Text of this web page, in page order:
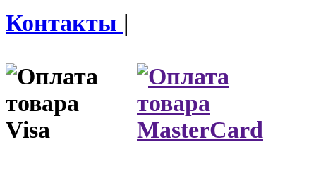
Контакты |